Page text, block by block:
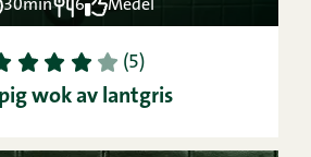
30min 6 Medel
2 3 4 5 (5)
wok av lantgris